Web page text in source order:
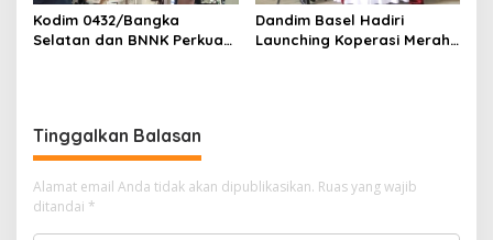
Kodim 0432/Bangka
Selatan dan BNNK Perkuat
Dandim Basel Hadiri
Launching Koperasi Merah
Tinggalkan Balasan
Alamat email Anda tidak akan dipublikasikan. Ruas yang wajib
ditandai *